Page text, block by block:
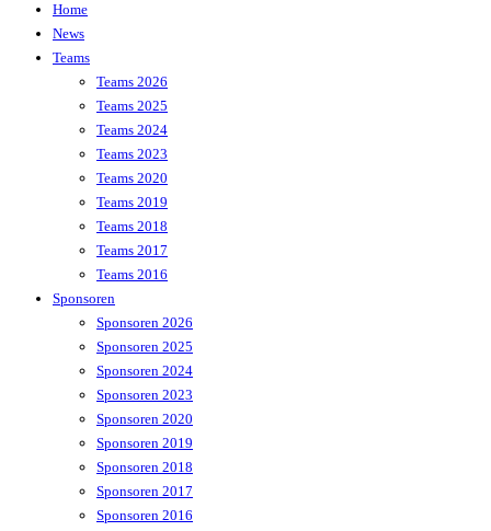
Home
News
Teams
Teams 2026
Teams 2025
Teams 2024
Teams 2023
Teams 2020
Teams 2019
Teams 2018
Teams 2017
Teams 2016
Sponsoren
Sponsoren 2026
Sponsoren 2025
Sponsoren 2024
Sponsoren 2023
Sponsoren 2020
Sponsoren 2019
Sponsoren 2018
Sponsoren 2017
Sponsoren 2016